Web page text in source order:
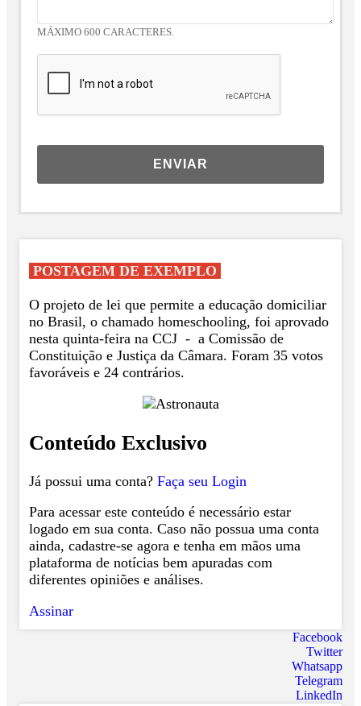
MÁXIMO 600 CARACTERES.
ENVIAR
POSTAGEM DE EXEMPLO
O projeto de lei que permite a educação domiciliar
no Brasil, o chamado homeschooling, foi aprovado
nesta quinta-feira na CCJ - a Comissão de
Constituição e Justiça da Câmara. Foram 35 votos
favoráveis e 24 contrários.
Conteúdo Exclusivo
Já possui uma conta? Faça seu Login
Para acessar este conteúdo é necessário estar
logado em sua conta. Caso não possua uma conta
ainda, cadastre-se agora e tenha em mãos uma
plataforma de notícias bem apuradas com
diferentes opiniões e análises.
Assinar
Facebook
Twitter
Whatsapp
Telegram
LinkedIn